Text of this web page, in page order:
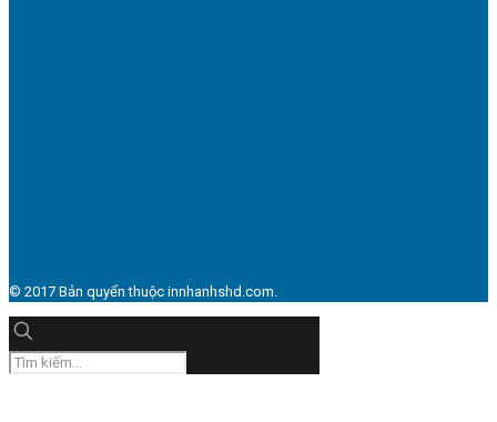
© 2017 Bản quyển thuộc innhanhshd.com.